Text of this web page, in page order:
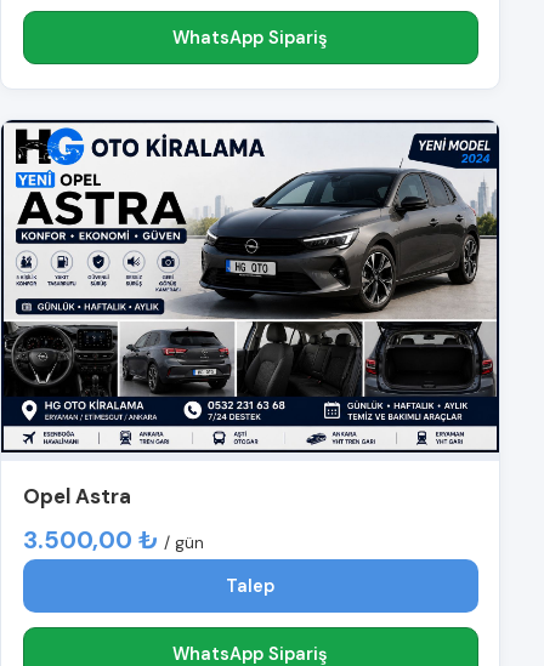
WhatsApp Sipariş
Opel Astra
3.500,00 ₺ / gün
Talep
WhatsApp Sipariş